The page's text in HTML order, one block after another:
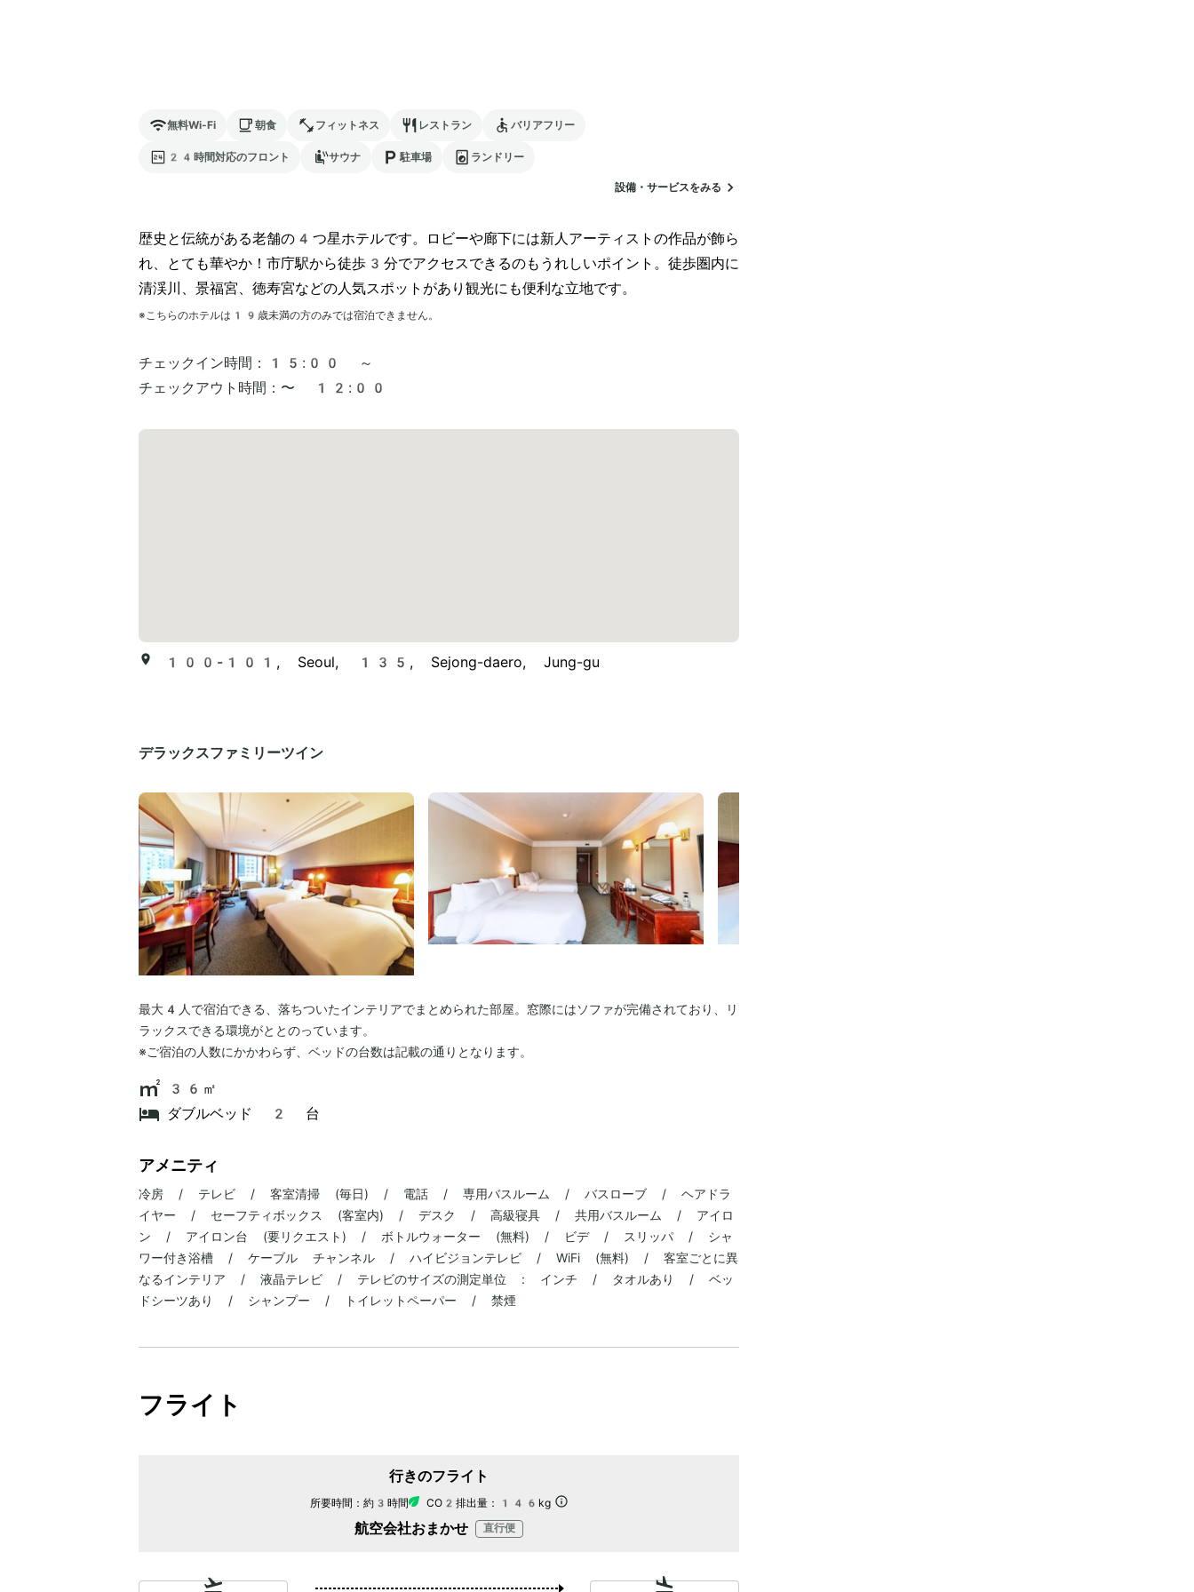
無料Wi-Fi 朝食 フィットネス レストラン バリアフリー
24時間対応のフロント サウナ 駐車場 ランドリー
設備・サービスをみる
歴史と伝統がある老舗の4つ星ホテルです。ロビーや廊下には新人アーティストの作品が飾ら
れ、とても華やか！市庁駅から徒歩3分でアクセスできるのもうれしいポイント。徒歩圏内に
清渓川、景福宮、徳寿宮などの人気スポットがあり観光にも便利な立地です。
※こちらのホテルは 19 歳未満の方のみでは宿泊できません。
チェックイン時間：
15:00 ～
チェックアウト時間： 〜 12:00
100-101, Seoul, 135, Sejong-daero, Jung-gu
デラックスファミリーツイン
最大4人で宿泊できる、落ちついたインテリアでまとめられた部屋。窓際にはソファが完備されており、リ
ラックスできる環境がととのっています。
※ご宿泊の人数にかかわらず、ベッドの台数は記載の通りとなります。
36㎡
ダブルベッド 2 台
アメニティ
冷房 / テレビ / 客室清掃 (毎日) / 電話 / 専用バスルーム / バスローブ / ヘアドラ
イヤー / セーフティボックス (客室内) / デスク / 高級寝具 / 共用バスルーム / アイロ
ン / アイロン台 (要リクエスト) / ボトルウォーター (無料) / ビデ / スリッパ / シャ
ワー付き浴槽 / ケーブル チャンネル / ハイビジョンテレビ / WiFi (無料) / 客室ごとに異
なるインテリア / 液晶テレビ / テレビのサイズの測定単位 : インチ / タオルあり / ベッ
ドシーツあり / シャンプー / トイレットペーパー / 禁煙
フライト
行きのフライト
所要時間： 約3時間 CO2排出量： 146kg
航空会社おまかせ 直行便